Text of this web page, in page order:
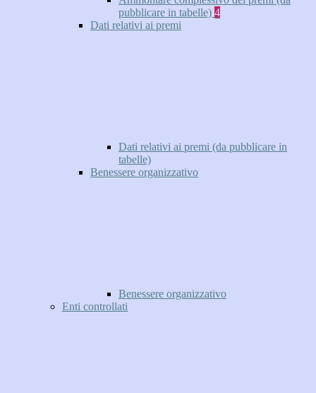
pubblicare in tabelle) 4
Dati relativi ai premi
Dati relativi ai premi (da pubblicare in
tabelle)
Benessere organizzativo
Benessere organizzativo
Enti controllati